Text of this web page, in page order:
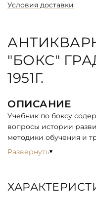
Условия доставки
"БОКС"
1951Г.
ОПИСАНИЕ
Учебник по боксу
вопросы истории
методики обучения и
по боксу с юношами и
советский спортсмен,
а также – автор книг,
Развернуть